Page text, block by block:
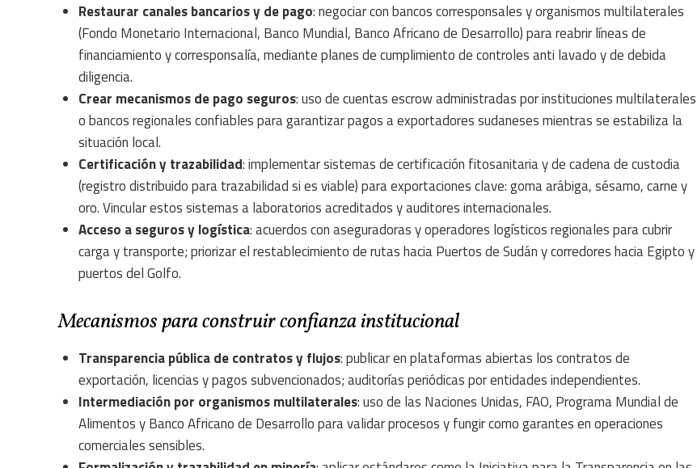
Restaurar canales bancarios y de pago: negociar con bancos corresponsales y organismos multilaterales
(Fondo Monetario Internacional, Banco Mundial, Banco Africano de Desarrollo) para reabrir líneas de
financiamiento y corresponsalía, mediante planes de cumplimiento de controles anti lavado y de debida
diligencia.
Crear mecanismos de pago seguros: uso de cuentas escrow administradas por instituciones multilaterales
o bancos regionales confiables para garantizar pagos a exportadores sudaneses mientras se estabiliza la
situación local.
Certificación y trazabilidad: implementar sistemas de certificación fitosanitaria y de cadena de custodia
(registro distribuido para trazabilidad si es viable) para exportaciones clave: goma arábiga, sésamo, carne y
oro. Vincular estos sistemas a laboratorios acreditados y auditores internacionales.
Acceso a seguros y logística: acuerdos con aseguradoras y operadores logísticos regionales para cubrir
carga y transporte; priorizar el restablecimiento de rutas hacia Puertos de Sudán y corredores hacia Egipto y
puertos del Golfo.
Mecanismos para construir confianza institucional
Transparencia pública de contratos y flujos: publicar en plataformas abiertas los contratos de
exportación, licencias y pagos subvencionados; auditorías periódicas por entidades independientes.
Intermediación por organismos multilaterales: uso de las Naciones Unidas, FAO, Programa Mundial de
Alimentos y Banco Africano de Desarrollo para validar procesos y fungir como garantes en operaciones
comerciales sensibles.